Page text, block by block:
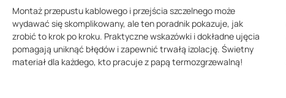
Montaż przepustu kablowego i przejścia szczelnego może
wydawać się skomplikowany, ale ten poradnik pokazuje, jak
zrobić to krok po kroku. Praktyczne wskazówki i dokładne ujęcia
pomagają uniknąć błędów i zapewnić trwałą izolację. Świetny
materiał dla każdego, kto pracuje z papą termozgrzewalną!